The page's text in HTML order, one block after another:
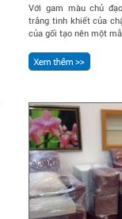
Với gam màu chủ
trắng tinh khiết của
của gối tạo nên một